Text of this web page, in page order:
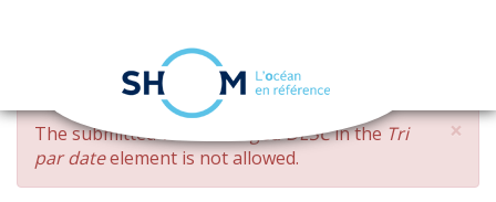
Skip
main
content
navigation
×
ERROR
MESSAGE
The submitted value changed DESCin the Tri
par dateelement is not allowed.